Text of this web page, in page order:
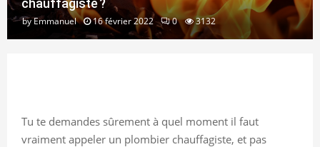
chauffagiste ?
byEmmanuel 16 février 2022 0 3132
Tu te demandes sûrement à quel moment il faut
vraiment appeler un plombier chauffagiste, et pas